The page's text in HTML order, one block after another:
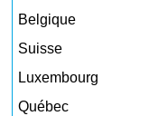
Belgique
Suisse
Luxembourg
Québec